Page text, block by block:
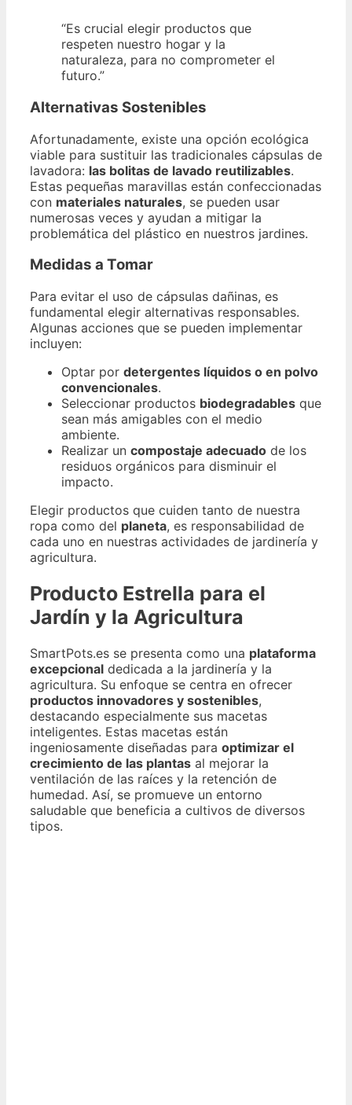
“Es crucial elegir productos que
respeten nuestro hogar y la
naturaleza, para no comprometer el
futuro.”
Alternativas Sostenibles
Afortunadamente, existe una opción ecológica
viable para sustituir las tradicionales cápsulas de
lavadora: las bolitas de lavado reutilizables.
Estas pequeñas maravillas están confeccionadas
con materiales naturales, se pueden usar
numerosas veces y ayudan a mitigar la
problemática del plástico en nuestros jardines.
Medidas a Tomar
Para evitar el uso de cápsulas dañinas, es
fundamental elegir alternativas responsables.
Algunas acciones que se pueden implementar
incluyen:
Optar por detergentes líquidos o en polvo
convencionales.
Seleccionar productos biodegradables que
sean más amigables con el medio
ambiente.
Realizar un compostaje adecuado de los
residuos orgánicos para disminuir el
impacto.
Elegir productos que cuiden tanto de nuestra
ropa como del planeta, es responsabilidad de
cada uno en nuestras actividades de jardinería y
agricultura.
Producto Estrella para el
Jardín y la Agricultura
SmartPots.es se presenta como una plataforma
excepcional dedicada a la jardinería y la
agricultura. Su enfoque se centra en ofrecer
productos innovadores y sostenibles,
destacando especialmente sus macetas
inteligentes. Estas macetas están
ingeniosamente diseñadas para optimizar el
crecimiento de las plantas al mejorar la
ventilación de las raíces y la retención de
humedad. Así, se promueve un entorno
saludable que beneficia a cultivos de diversos
tipos.